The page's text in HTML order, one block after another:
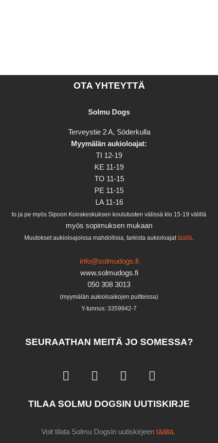
OTA YHTEYTTÄ
Solmu Dogs
Terveystie 2 A, Söderkulla
Myymälän aukioloajat:
TI 12-19
KE 11-19
TO 11-15
PE 11-15
LA 11-16
to ja pe myös Sipoon Koirakeskuksen koulutusten välissä klo 15-19 välillä
myös sopimuksen mukaan
Muutokset aukioloajoissa mahdollisia, tarkista aukioloajat täältä
info@solmudogs.fi
www.solmudogs.fi
050 308 3013
(myymälän aukioloaikojen puitteissa)
Y-tunnus: 3359942-7
SEURAATHAN MEITÄ JO SOMESSA?
F
a
e
o
I
n
t
g
W
h
t
a
T
i
t
k
TILAA SOLMU DOGSIN UUTISKIRJE
Voit tilata Solmu Dogsin uutiskirjeen täältä.